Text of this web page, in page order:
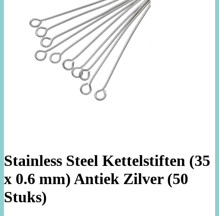
Stainless Steel Kettelstiften (35
x 0.6 mm) Antiek Zilver (50
Stuks)